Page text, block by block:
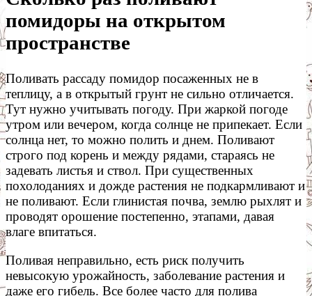
помидоры на открытом
пространстве
Поливать рассаду помидор посаженных не в
теплицу, а в открытый грунт не сильно отличается.
Тут нужно учитывать погоду. При жаркой погоде
утром или вечером, когда солнце не припекает. Если
солнца нет, то можно полить и днем. Поливают
строго под корень и между рядами, стараясь не
задевать листья и ствол. При существенных
похолоданиях и дожде растения не подкармливают и
не поливают. Если глинистая почва, землю рыхлят и
проводят орошение постепенно, этапами, давая
влаге впитаться.
Поливая неправильно, есть риск получить
невысокую урожайность, заболевание растения и
даже его гибель. Все более часто для полива